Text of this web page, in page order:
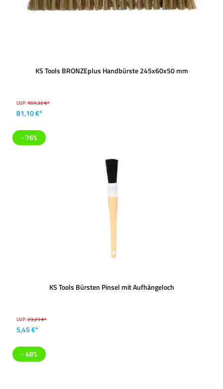
KS Tools BRONZEplus Handbürste 245x60x50 mm
UVP:161,32 €*
81,10 €*
- 76%
KS Tools Bürsten Pinsel mit Aufhängeloch
UVP:23,23 €*
5,45 €*
- 48%